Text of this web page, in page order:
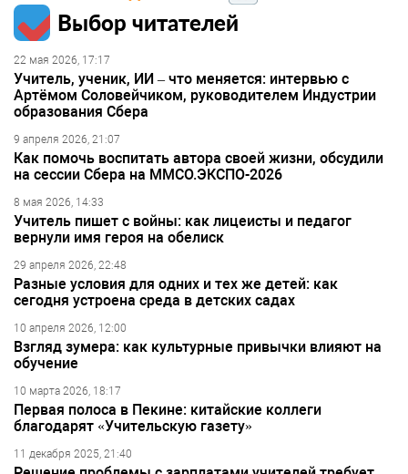
Выбор читателей
22 мая 2026, 17:17
Учитель, ученик, ИИ – что меняется: интервью с
Артёмом Соловейчиком, руководителем Индустрии
образования Сбера
9 апреля 2026, 21:07
Как помочь воспитать автора своей жизни, обсудили
на сессии Сбера на ММСО.ЭКСПО-2026
8 мая 2026, 14:33
Учитель пишет с войны: как лицеисты и педагог
вернули имя героя на обелиск
29 апреля 2026, 22:48
Разные условия для одних и тех же детей: как
сегодня устроена среда в детских садах
10 апреля 2026, 12:00
Взгляд зумера: как культурные привычки влияют на
обучение
10 марта 2026, 18:17
Первая полоса в Пекине: китайские коллеги
благодарят «Учительскую газету»
11 декабря 2025, 21:40